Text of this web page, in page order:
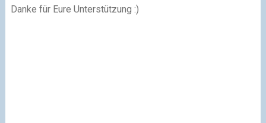
Danke für Eure Unterstützung :)